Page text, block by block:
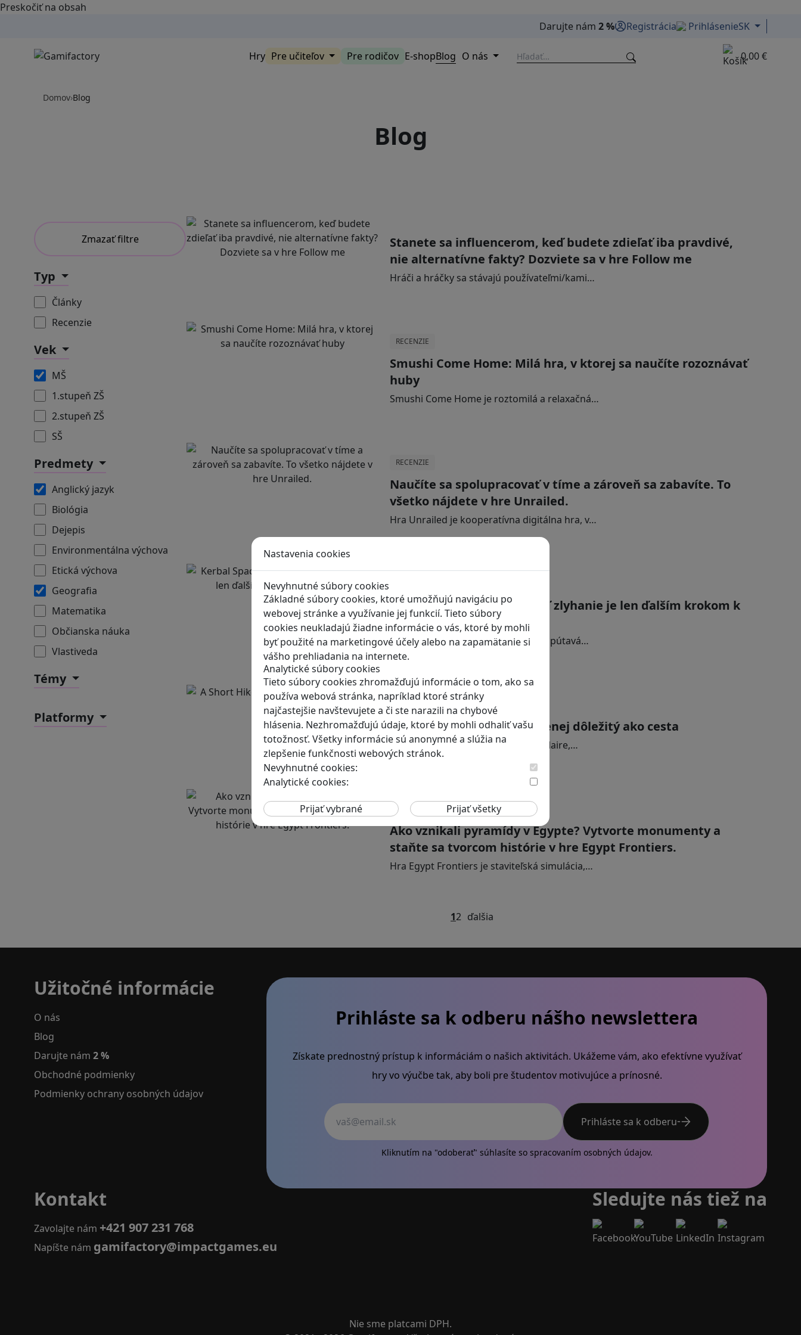
Preskočiť na obsah
Darujte nám2 % Registrácia PrihlásenieSK
0,00 €
Hry Pre učiteľov Pre rodičov E-shopBlog O nás
Nastavenia cookies
Nevyhnutné súbory cookies
Základné súbory cookies, ktoré umožňujú navigáciu po
webovej stránke a využívanie jej funkcií. Tieto súbory
cookies neukladajú žiadne informácie o vás, ktoré by mohli
byť použité na marketingové účely alebo na zapamätanie si
vášho prehliadania na internete.
Analytické súbory cookies
Tieto súbory cookies zhromažďujú informácie o tom, ako sa
používa webová stránka, napríklad ktoré stránky
najčastejšie navštevujete a či ste narazili na chybové
hlásenia. Nezhromažďujú údaje, ktoré by mohli odhaliť vašu
totožnosť. Všetky informácie sú anonymné a slúžia na
zlepšenie funkčnosti webových stránok.
Nevyhnutné cookies:
Analytické cookies:
Domov›Blog
Blog
Zmazať filtre
Typ
Články
Recenzie
Vek
MŠ
1.stupeň ZŠ
2.stupeň ZŠ
SŠ
Predmety
Anglický jazyk
Biológia
Dejepis
Environmentálna výchova
Etická výchova
Geografia
Matematika
Občianska náuka
Vlastiveda
Témy
Platformy
Stanete sa influencerom, keď budete zdieľať iba pravdivé,
nie alternatívne fakty? Dozviete sa v hre Follow me
Hráči a hráčky sa stávajú používateľmi/kami…
RECENZIE
Smushi Come Home: Milá hra, v ktorej sa naučíte rozoznávať
huby
Smushi Come Home je roztomilá a relaxačná…
RECENZIE
Naučíte sa spolupracovať v tíme a zároveň sa zabavíte. To
všetko nájdete v hre Unrailed.
Hra Unrailed je kooperatívna digitálna hra, v…
Kerbal Space Program: Keď zlyhanie je len ďalším krokom k
úspechu
Kerbal Space Program je detailná a pútavá…
A Short Hike: Keď je cieľ menej dôležitý ako cesta
Hra A Short Hike rozpráva príbeh Claire,…
RECENZIE
Ako vznikali pyramídy v Egypte? Vytvorte monumenty a
staňte sa tvorcom histórie v hre Egypt Frontiers.
Hra Egypt Frontiers je staviteľská simulácia,…
12 ďalšia
Užitočné informácie
O nás
Blog
Darujte nám 2 %
Obchodné podmienky
Podmienky ochrany osobných údajov
Prihláste sa k odberu nášho newslettera
Získate prednostný prístup k informáciám o našich aktivitách. Ukážeme vám, ako efektívne využívať
hry vo výučbe tak, aby boli pre študentov motivujúce a prínosné.
Váš email
Prihláste sa k odberu
Kliknutím na "odoberať" súhlasíte so spracovaním osobných údajov.
Kontakt
Zavolajte nám +421 907 231 768
Napíšte nám gamifactory@impactgames.eu
Sledujte nás tiež na
Nie sme platcami DPH.